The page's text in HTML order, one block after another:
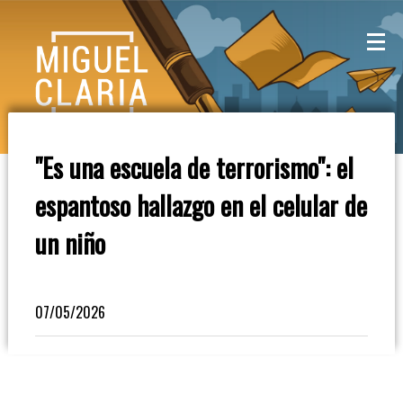
Mesa
Café
Columna
Radioinforme
3
"Es una escuela de terrorismo": el
espantoso hallazgo en el celular de
un niño
07/05/2026